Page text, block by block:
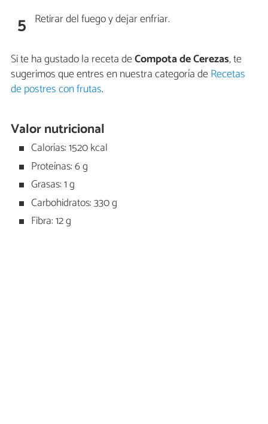
5 Retirar del fuego y dejar enfriar.
Si te ha gustado la receta deCompota de Cerezas, te
sugerimos que entres en nuestra categoría deRecetas
de postres con frutas.
Valor nutricional
Calorías: 1520 kcal
Proteínas: 6 g
Grasas: 1 g
Carbohidratos: 330 g
Fibra: 12 g